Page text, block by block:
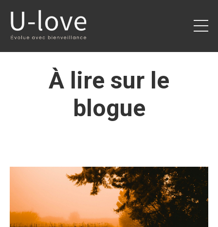
À lire sur le
blogue